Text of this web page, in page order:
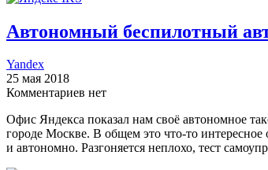
Автономный беспилотный
Yandex
25 мая 2018
Комментариев нет
Офис Яндекса показал нам своё автономное
городе Москве. В общем это что-то
и автономно. Разгоняется неплохо, тест